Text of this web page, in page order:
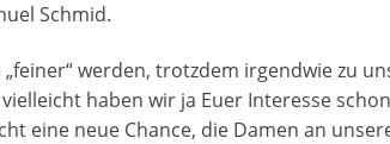
Schmid.​
werden, trotzdem irgendwie zu
haben wir ja Euer Interesse
eine neue Chance, die Damen an